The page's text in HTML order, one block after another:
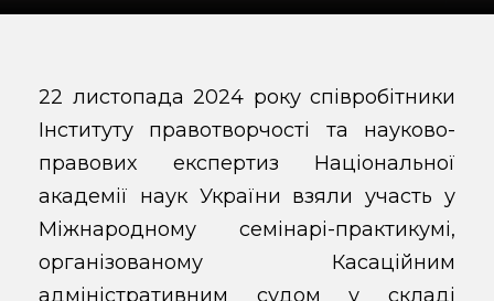
22 листопада 2024 року співробітники
Інституту правотворчості та науково-
правових експертиз Національної
академії наук України взяли участь у
Міжнародному семінарі-практикумі,
організованому Касаційним
адміністративним судом у складі